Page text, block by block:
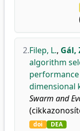
2.Filep, L., Gál,
algorithm
dimensional
Swarm and
doi DEA